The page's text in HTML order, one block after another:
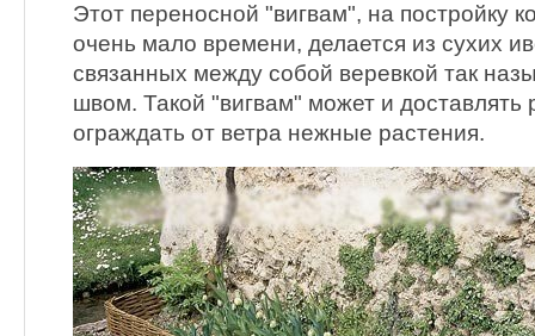
Этот переносной "вигвам", на постройку
очень мало времени, делается из сухих
связанных между собой веревкой так
швом. Такой "вигвам" может и доставлять
ограждать от ветра нежные растения.